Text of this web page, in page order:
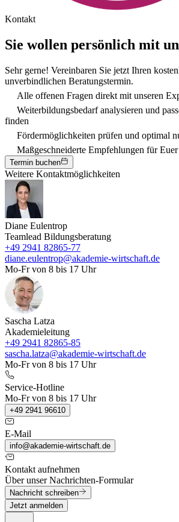
Kontakt
Sie wollen persönlich mit
Sehr gerne! Vereinbaren Sie jetzt Ihren
unverbindlichen Beratungstermin.
Alle offenen Fragen direkt mit unseren
Weiterbildungsbedarf analysieren und
finden
Fördermöglichkeiten prüfen und optimal
Maßgeschneiderte Empfehlungen für Euer
Termin buchen
Weitere Kontaktmöglichkeiten
Diane Eulentrop
Teamlead Bildungsberatung
+49 2941 82865-77
diane.eulentrop@akademie-wirtschaft.de
Mo-Fr von 8 bis 17 Uhr
Sascha Latza
Akademieleitung
+49 2941 82865-85
sascha.latza@akademie-wirtschaft.de
Mo-Fr von 8 bis 17 Uhr
Service-Hotline
Mo-Fr von 8 bis 17 Uhr
+49 2941 96610
E-Mail
info@akademie-wirtschaft.de
Kontakt aufnehmen
Über unser Nachrichten-Formular
Nachricht schreiben
Jetzt anmelden